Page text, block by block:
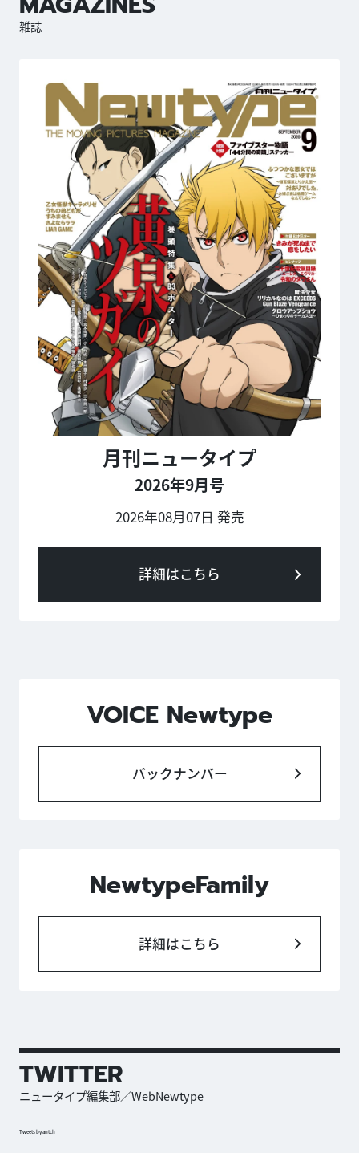
雑誌
月刊ニュータイプ
2026年9月号
2026年08月07日 発売
詳細はこちら
VOICE Newtype
バックナンバー
NewtypeFamily
詳細はこちら
TWITTER
ニュータイプ編集部／WebNewtype
Tweets by antch